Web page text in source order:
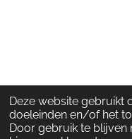
Deze website gebruikt
doeleinden en/of het
Door gebruik te blijven